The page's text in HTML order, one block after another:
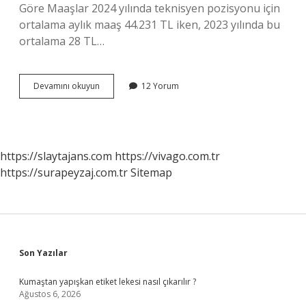
Göre Maaşlar 2024 yılında teknisyen pozisyonu için
ortalama aylık maaş 44.231 TL iken, 2023 yılında bu
ortalama 28 TL…
Devamını okuyun
Meslek
2024
12 Yorum
https://slaytajans.com https://vivago.com.tr
https://surapeyzaj.com.trSitemap
Sidebar
Son Yazılar
Kumaştan yapışkan etiket lekesi nasıl çıkarılır ?
Ağustos 6, 2026